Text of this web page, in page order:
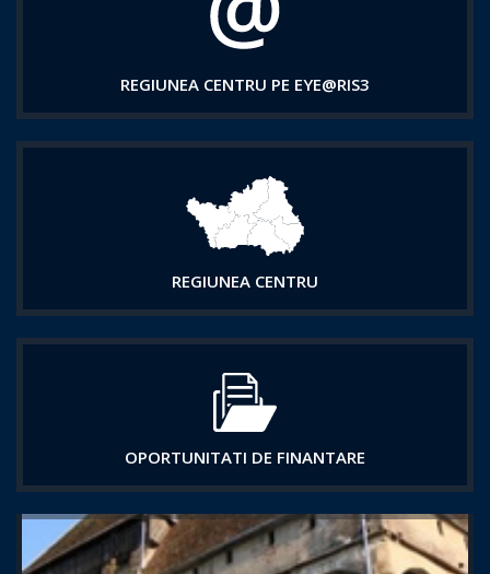
REGIUNEA CENTRU PE EYE@RIS3
REGIUNEA CENTRU
OPORTUNITATI DE FINANTARE